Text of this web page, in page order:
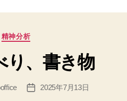
も
あ
の
ブ
グ
カ
ゴ
リ
精神分析
り、書き物
投
2025年7月13日